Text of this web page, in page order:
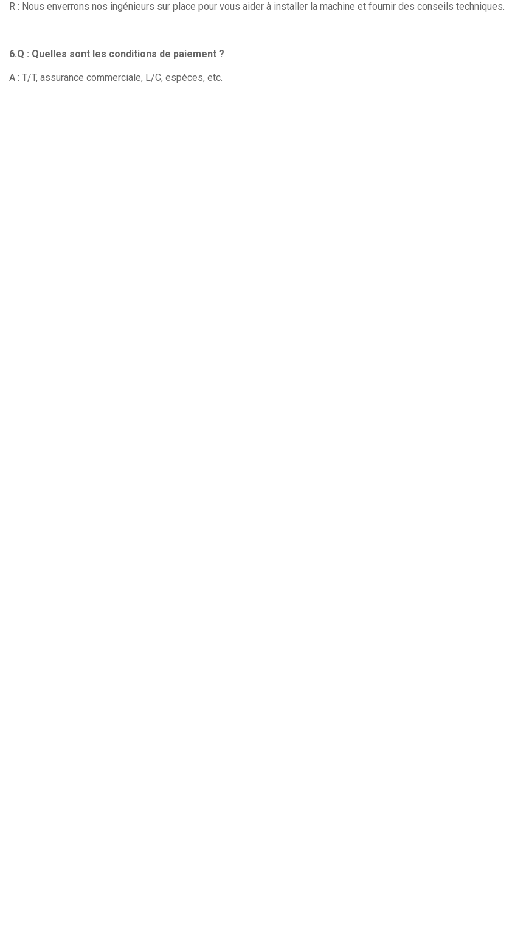
R : Nous enverrons nos ingénieurs sur place pour vous aider à installer la machine et fournir des conseils techniques.
6.Q : Quelles sont les conditions de paiement ?
A : T/T, assurance commerciale, L/C, espèces, etc.